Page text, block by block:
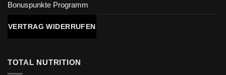
Bonuspunkte Programm
VERTRAG WIDERRUFEN
TOTAL NUTRITION